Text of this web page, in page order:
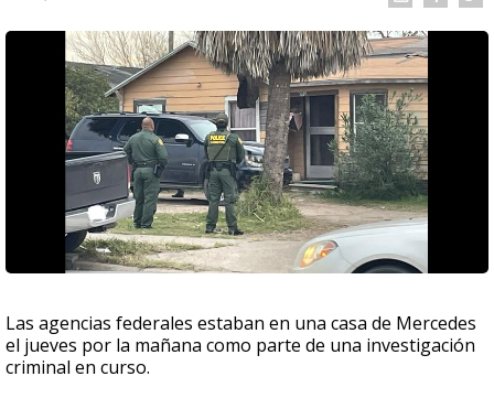
Las agencias federales estaban en una casa de Mercedes
el jueves por la mañana como parte de una investigación
criminal en curso.